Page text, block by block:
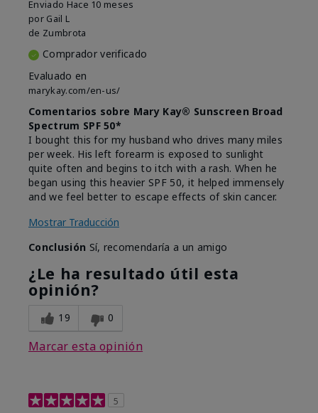
Enviado Hace 10 meses
por Gail L
de Zumbrota
Comprador verificado
Evaluado en
marykay.com/en-us/
Comentarios sobre Mary Kay® Sunscreen Broad
Spectrum SPF 50*
I bought this for my husband who drives many miles
per week. His left forearm is exposed to sunlight
quite often and begins to itch with a rash. When he
began using this heavier SPF 50, it helped immensely
and we feel better to escape effects of skin cancer.
Mostrar Traducción
Conclusión Sí, recomendaría a un amigo
¿Le ha resultado útil esta
opinión?
19 0
Marcar esta opinión
5